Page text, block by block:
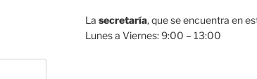
La secretaría, que se encuentra en
Lunes a Viernes: 9:00 – 13:00